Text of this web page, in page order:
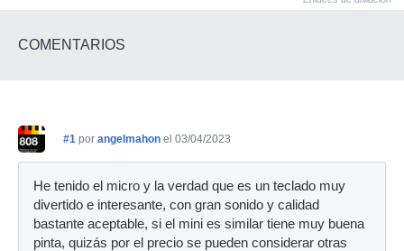
COMENTARIOS
#1 por angelmahon el 03/04/2023
He tenido el micro y la verdad que es un teclado muy
divertido e interesante, con gran sonido y calidad
bastante aceptable, si el mini es similar tiene muy buena
pinta, quizás por el precio se pueden considerar otras